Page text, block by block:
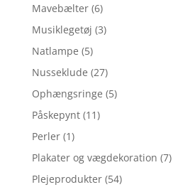
Mavebælter (6)
Musiklegetøj (3)
Natlampe (5)
Nusseklude (27)
Ophængsringe (5)
Påskepynt (11)
Perler (1)
Plakater og vægdekoration (7)
Plejeprodukter (54)